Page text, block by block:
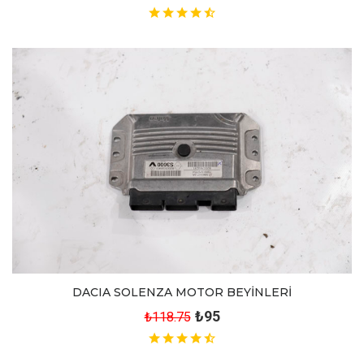
DACIA SOLENZA MOTOR BEYİNLERİ
₺118.75 ₺95